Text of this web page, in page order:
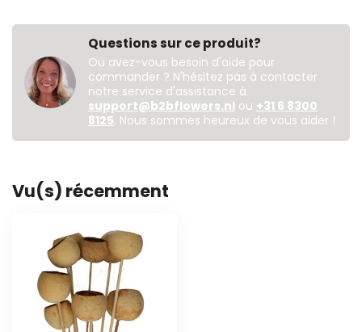
Questions sur ce produit?
Ou avez-vous besoin d'aide pour
commander ? N'hésitez pas à contacter
notre service d'assistance à
support@b2bflowers.nl ou +31 6 8300
8125. Nous sommes heureux de vous aider !
Vu(s) récemment